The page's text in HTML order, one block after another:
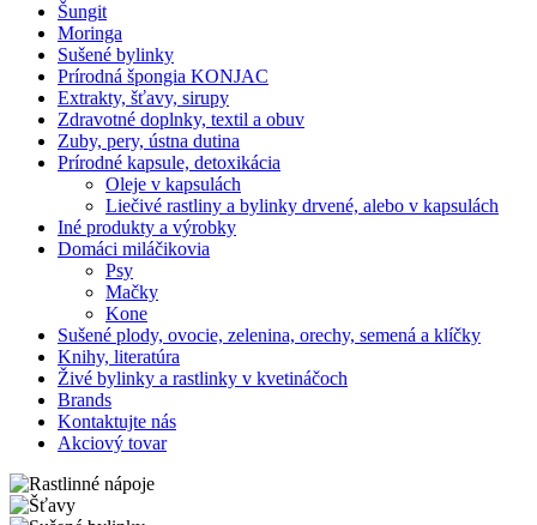
Šungit
Moringa
Sušené bylinky
Prírodná špongia KONJAC
Extrakty, šťavy, sirupy
Zdravotné doplnky, textil a obuv
Zuby, pery, ústna dutina
Prírodné kapsule, detoxikácia
Oleje v kapsulách
Liečivé rastliny a bylinky drvené, alebo v kapsulách
Iné produkty a výrobky
Domáci miláčikovia
Psy
Mačky
Kone
Sušené plody, ovocie, zelenina, orechy, semená a klíčky
Knihy, literatúra
Živé bylinky a rastlinky v kvetináčoch
Brands
Kontaktujte nás
Akciový tovar